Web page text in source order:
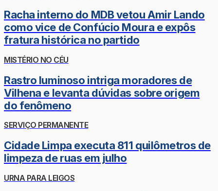
Racha interno do MDB vetou Amir Lando
como vice de Confúcio Moura e expôs
fratura histórica no partido
MISTÉRIO NO CÉU
Rastro luminoso intriga moradores de
Vilhena e levanta dúvidas sobre origem
do fenômeno
SERVIÇO PERMANENTE
Cidade Limpa executa 811 quilômetros de
limpeza de ruas em julho
URNA PARA LEIGOS